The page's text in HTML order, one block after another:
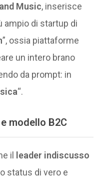
Music, inserisce
ampio di startup di
”, ossia piattaforme
un intero brano
da prompt: in
“.
modello B2C
il leader indiscusso
status di vero e